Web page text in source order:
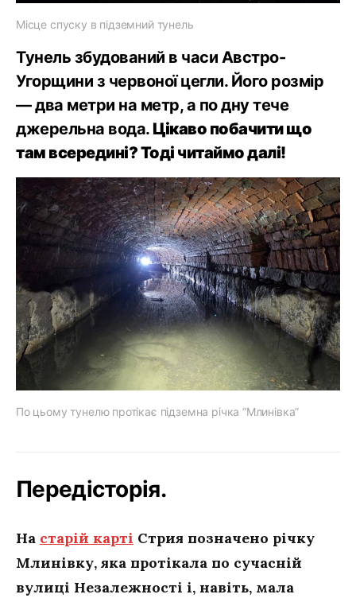
Місце спуску в підземний тунель
Тунель збудований в часи Австро-
Угорщини з червоної цегли. Його розмір
— два метри на метр, а по дну тече
джерельна вода. Цікаво побачити що
там всередині? Тоді читаймо далі!
По цьому тунелю протікає підземна річка “Млинівка”
Передісторія.
На старій карті Стрия позначено річку
Млинівку, яка протікала по сучасній
вулиці Незалежності і, навіть, мала